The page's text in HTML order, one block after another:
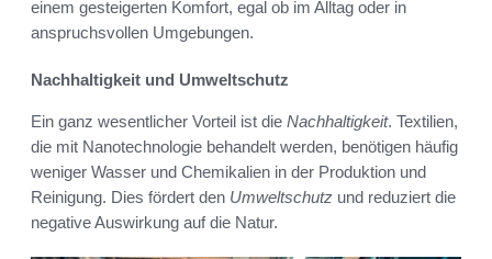
einem gesteigerten Komfort, egal ob im Alltag oder in
anspruchsvollen Umgebungen.
Nachhaltigkeit und Umweltschutz
Ein ganz wesentlicher Vorteil ist die Nachhaltigkeit. Textilien,
die mit Nanotechnologie behandelt werden, benötigen häufig
weniger Wasser und Chemikalien in der Produktion und
Reinigung. Dies fördert den Umweltschutz und reduziert die
negative Auswirkung auf die Natur.